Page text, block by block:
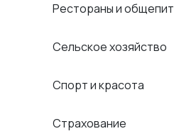
Рестораны и общепит
Сельское хозяйство
Спорт и красота
Страхование